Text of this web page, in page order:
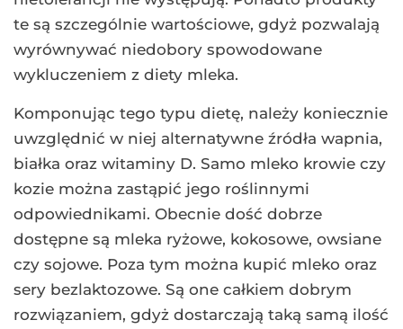
te są szczególnie wartościowe, gdyż pozwalają
wyrównywać niedobory spowodowane
wykluczeniem z diety mleka.
Komponując tego typu dietę, należy koniecznie
uwzględnić w niej alternatywne źródła wapnia,
białka oraz witaminy D. Samo mleko krowie czy
kozie można zastąpić jego roślinnymi
odpowiednikami. Obecnie dość dobrze
dostępne są mleka ryżowe, kokosowe, owsiane
czy sojowe. Poza tym można kupić mleko oraz
sery bezlaktozowe. Są one całkiem dobrym
rozwiązaniem, gdyż dostarczają taką samą ilość